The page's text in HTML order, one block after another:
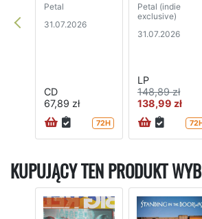
Petal
31.07.2026
CD
67,89 zł
72H
Petal (indie
exclusive)
31.07.2026
LP
148,89 zł
138,99 zł
KUPUJĄCY TEN PRODUKT